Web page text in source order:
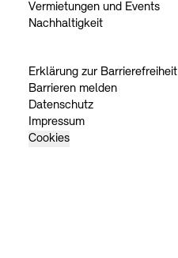
Vermietungen und Events
Nachhaltigkeit
Erklärung zur Barrierefreiheit
Barrieren melden
Datenschutz
Impressum
Cookies